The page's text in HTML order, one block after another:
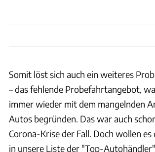
Somit löst sich auch ein weiteres
– das fehlende Probefahrtangebot,
immer wieder mit dem mangelnden
Autos begründen. Das war auch
Corona-Krise der Fall. Doch wollen
in unsere Liste der "Top-